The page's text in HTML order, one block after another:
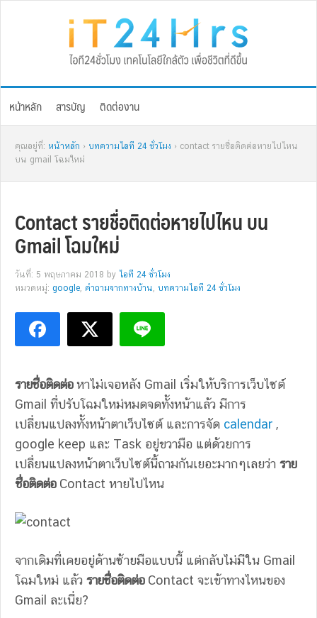
หน้าหลัก สารบัญ ติดต่องาน
คุณอยู่ที่: หน้าหลัก › บทความไอที 24 ชั่วโมง › contact รายชื่อติดต่อหายไปไหน
บน gmail โฉมใหม่
Contact รายชื่อติดต่อหายไปไหน บน
Gmail โฉมใหม่
วันที่: 5 พฤษภาคม 2018 by ไอที 24 ชั่วโมง
หมวดหมู่: google, คำถามจากทางบ้าน, บทความไอที 24 ชั่วโมง
รายชื่อติดต่อหาไม่เจอหลัง Gmail เริ่มให้บริการเว็บไซต์
Gmail ที่ปรับโฉมใหม่หมดจดทั้งหน้าแล้ว มีการ
เปลี่ยนแปลงทั้งหน้าตาเว็บไซต์ และการจัด calendar ,
google keep และ Task อยู่ขวามือ แต่ด้วยการ
เปลี่ยนแปลงหน้าตาเว็บไซต์นี้ถามกันเยอะมากๆเลยว่า ราย
ชื่อติดต่อContact หายไปไหน
จากเดิมที่เคยอยู่ด้านซ้ายมือแบบนี้ แต่กลับไม่มีใน Gmail
โฉมใหม่ แล้ว รายชื่อติดต่อContact จะเข้าทางไหนของ
Gmail ละเนี่ย?